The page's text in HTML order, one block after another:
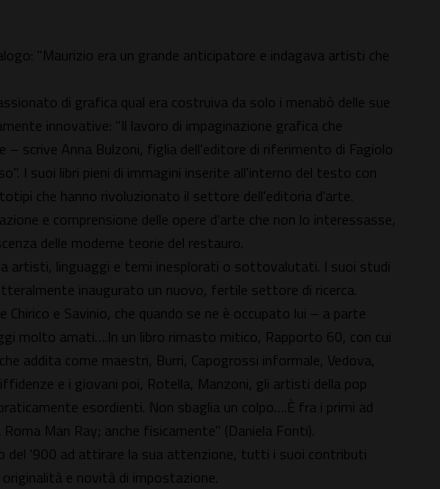
"Maurizio era un grande anticipatore e indagava artisti che
di grafica qual era costruiva da solo i menabò delle sue
innovative: "Il lavoro di impaginazione grafica che
– scrive Anna Bulzoni, figlia dell'editore di riferimento di Fagiolo
I suoi libri pieni di immagini inserite all'interno del testo con
che hanno rivoluzionato il settore dell'editoria d'arte.
e comprensione delle opere d'arte che non lo interessasse,
delle moderne teorie del restauro.
artisti, linguaggi e temi inesplorati o sottovalutati. I suoi studi
inaugurato un nuovo, fertile settore di ricerca.
e Savinio, che quando se ne è occupato lui – a parte
molto amati….In un libro rimasto mitico, Rapporto 60, con cui
addita come maestri, Burri, Capogrossi informale, Vedova,
e i giovani poi, Rotella, Manzoni, gli artisti della pop
esordienti. Non sbaglia un colpo….È fra i primi ad
Man Ray; anche fisicamente" (Daniela Fonti).
del '900 ad attirare la sua attenzione, tutti i suoi contributi
e novità di impostazione.